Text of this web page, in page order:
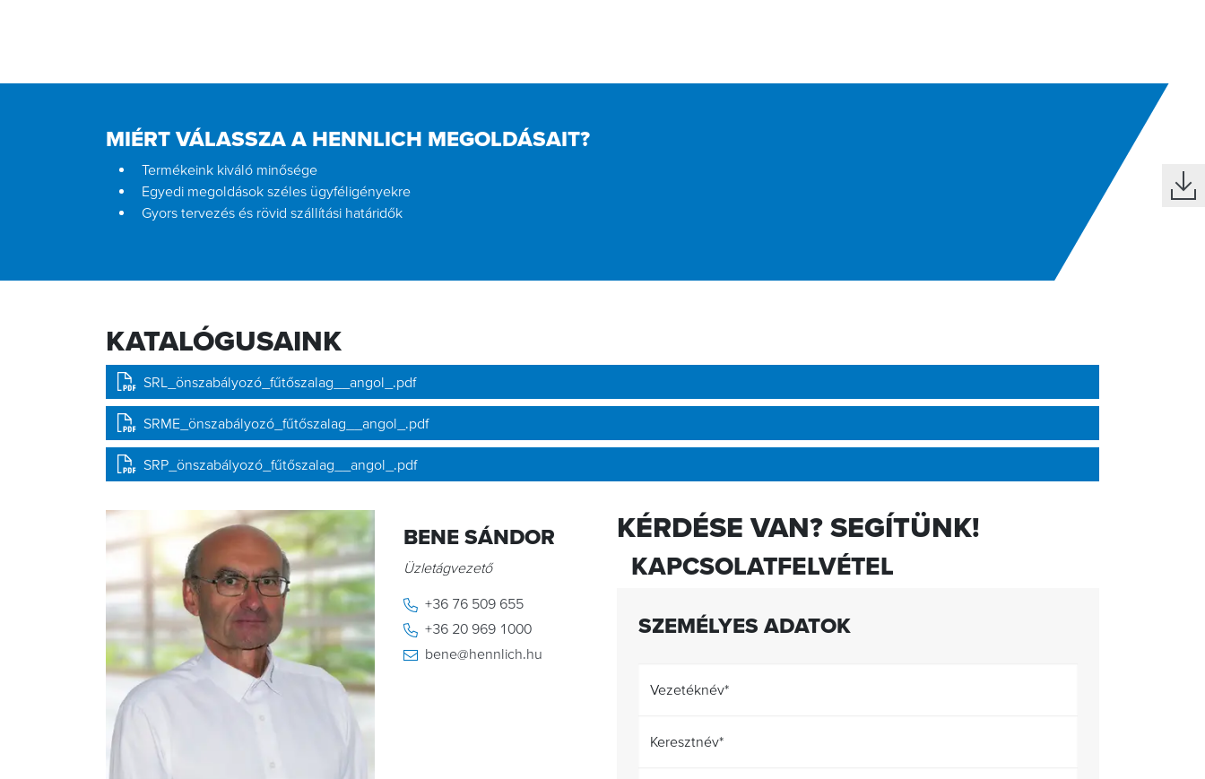
MIÉRT VÁLASSZA A HENNLICH MEGOLDÁSAIT?
Termékeink kiváló minősége
Egyedi megoldások széles ügyféligényekre
Gyors tervezés és rövid szállítási határidők
KATALÓGUSAINK
SRL_önszabályozó_fűtőszalag__angol_.pdf
SRME_önszabályozó_fűtőszalag__angol_.pdf
SRP_önszabályozó_fűtőszalag__angol_.pdf
BENE SÁNDOR
Üzletágvezető
+36 76 509 655
+36 20 969 1000
bene@hennlich.hu
KÉRDÉSE VAN? SEGÍTÜNK!
KAPCSOLATFELVÉTEL
SZEMÉLYES ADATOK
Vezetéknév*
Keresztnév*